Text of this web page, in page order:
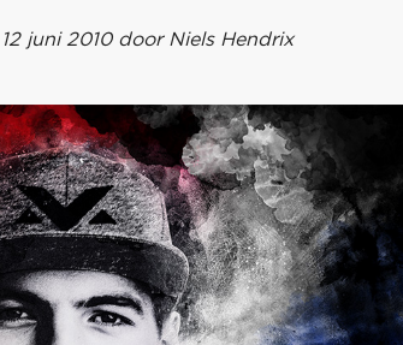
juni 2010 door Niels Hendrix